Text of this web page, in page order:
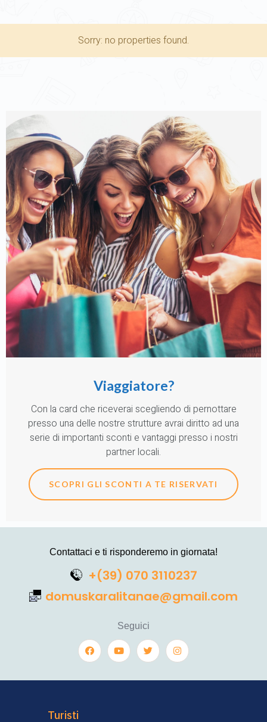
Sorry: no properties found.
Viaggiatore?
Con la card che riceverai scegliendo di pernottare
presso una delle nostre strutture avrai diritto ad una
serie di importanti sconti e vantaggi presso i nostri
partner locali.
SCOPRI GLI SCONTI A TE RISERVATI
Contattaci e ti risponderemo in giornata!
+(39) 070 3110237
domuskaralitanae@gmail.com
Seguici
Turisti